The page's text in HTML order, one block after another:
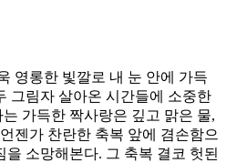
영롱한 빛깔로 내 눈 안에 가득
그림자 살아온 시간들에 소중한
가득한 짝사랑은 깊고 맑은 물,
젠가 찬란한 축복 앞에 겸손함으
을 소망해본다. 그 축복 결코 헛된